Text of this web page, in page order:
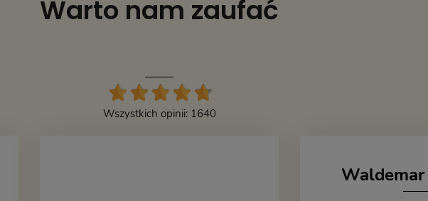
Warto nam zaufać
Wszystkich opinii: 1640